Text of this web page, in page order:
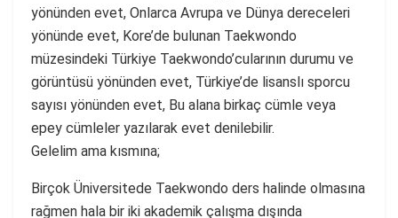
yönünden evet, Onlarca Avrupa ve Dünya dereceleri
yönünde evet, Kore’de bulunan Taekwondo
müzesindeki Türkiye Taekwondo’cularının durumu ve
görüntüsü yönünden evet, Türkiye’de lisanslı sporcu
sayısı yönünden evet, Bu alana birkaç cümle veya
epey cümleler yazılarak evet denilebilir.
Gelelim ama kısmına;
Birçok Üniversitede Taekwondo ders halinde olmasına
rağmen hala bir iki akademik çalışma dışında